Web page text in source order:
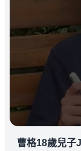
曹格18歲兒子